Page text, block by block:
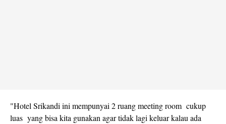
"Hotel Srikandi ini mempunyai 2 ruang meeting room cukup
luas yang bisa kita gunakan agar tidak lagi keluar kalau ada